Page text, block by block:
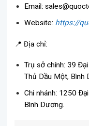
Email:
Website: https://
📍 Địa chỉ:
Trụ sở chính: 39
Thủ Dầu Một, Bình
Chi nhánh: 1250
Bình Dương.